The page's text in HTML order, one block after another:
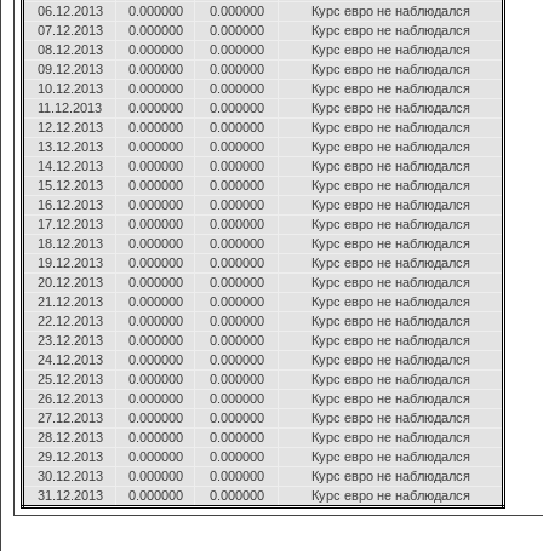
06.12.2013
0.000000 0.000000
Курс евро не наблюдался
07.12.2013
0.000000 0.000000
Курс евро не наблюдался
08.12.2013
0.000000 0.000000
Курс евро не наблюдался
09.12.2013
0.000000 0.000000
Курс евро не наблюдался
10.12.2013
0.000000 0.000000
Курс евро не наблюдался
11.12.2013
0.000000 0.000000
Курс евро не наблюдался
12.12.2013
0.000000 0.000000
Курс евро не наблюдался
13.12.2013
0.000000 0.000000
Курс евро не наблюдался
14.12.2013
0.000000 0.000000
Курс евро не наблюдался
15.12.2013
0.000000 0.000000
Курс евро не наблюдался
16.12.2013
0.000000 0.000000
Курс евро не наблюдался
17.12.2013
0.000000 0.000000
Курс евро не наблюдался
18.12.2013
0.000000 0.000000
Курс евро не наблюдался
19.12.2013
0.000000 0.000000
Курс евро не наблюдался
20.12.2013
0.000000 0.000000
Курс евро не наблюдался
21.12.2013
0.000000 0.000000
Курс евро не наблюдался
22.12.2013
0.000000 0.000000
Курс евро не наблюдался
23.12.2013
0.000000 0.000000
Курс евро не наблюдался
24.12.2013
0.000000 0.000000
Курс евро не наблюдался
25.12.2013
0.000000 0.000000
Курс евро не наблюдался
26.12.2013
0.000000 0.000000
Курс евро не наблюдался
27.12.2013
0.000000 0.000000
Курс евро не наблюдался
28.12.2013
0.000000 0.000000
Курс евро не наблюдался
29.12.2013
0.000000 0.000000
Курс евро не наблюдался
30.12.2013
0.000000 0.000000
Курс евро не наблюдался
31.12.2013
0.000000 0.000000 Курс евро не наблюдался